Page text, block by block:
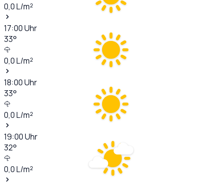
0,0L/m²
17:00Uhr
33°
0,0L/m²
18:00Uhr
33°
0,0L/m²
19:00Uhr
32°
0,0L/m²